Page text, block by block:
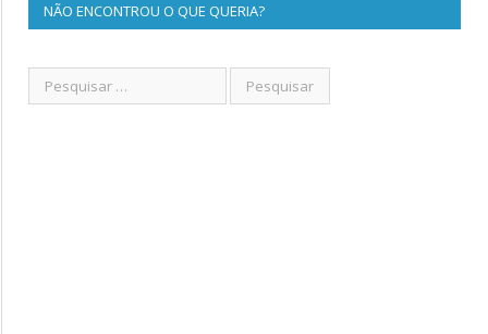
NÃO ENCONTROU O QUE QUERIA?